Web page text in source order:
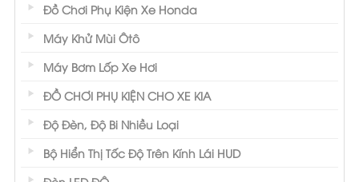
Đồ Chơi Phụ Kiện Xe Honda
Máy Khử Mùi Ôtô
Máy Bơm Lốp Xe Hơi
ĐỒ CHƠI PHỤ KIỆN CHO XE KIA
Độ Đèn, Độ Bi Nhiều Loại
Bộ Hiển Thị Tốc Độ Trên Kính Lái HUD